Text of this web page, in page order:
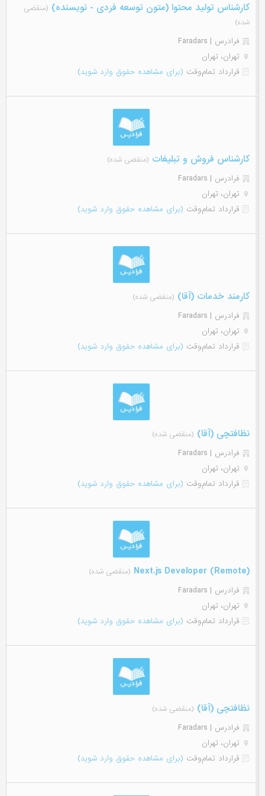
کارشناس تولید محتوا (متون توسعه فردی - نویسنده) (منقضی
شده)
فرادرس | Faradars
تهران، تهران
قرارداد تمام‌وقت (برای مشاهده حقوق وارد شوید)
کارشناس فروش و تبلیغات (منقضی شده)
فرادرس | Faradars
تهران، تهران
قرارداد تمام‌وقت (برای مشاهده حقوق وارد شوید)
کارمند خدمات (آقا) (منقضی شده)
فرادرس | Faradars
تهران، تهران
قرارداد تمام‌وقت (برای مشاهده حقوق وارد شوید)
نظافتچی (آقا) (منقضی شده)
فرادرس | Faradars
تهران، تهران
قرارداد تمام‌وقت (برای مشاهده حقوق وارد شوید)
Next.js Developer (Remote) (منقضی شده)
فرادرس | Faradars
تهران، تهران
قرارداد تمام‌وقت (برای مشاهده حقوق وارد شوید)
نظافتچی (آقا) (منقضی شده)
فرادرس | Faradars
تهران، تهران
قرارداد تمام‌وقت (برای مشاهده حقوق وارد شوید)